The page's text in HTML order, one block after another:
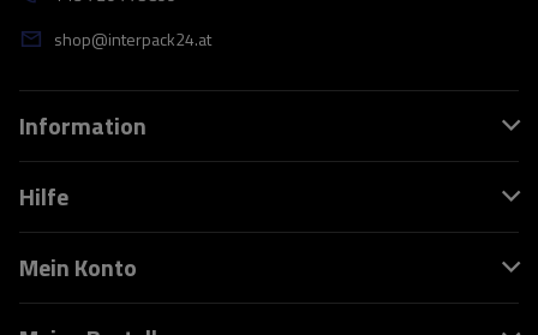
shop@interpack24.at
Information
Hilfe
Mein Konto